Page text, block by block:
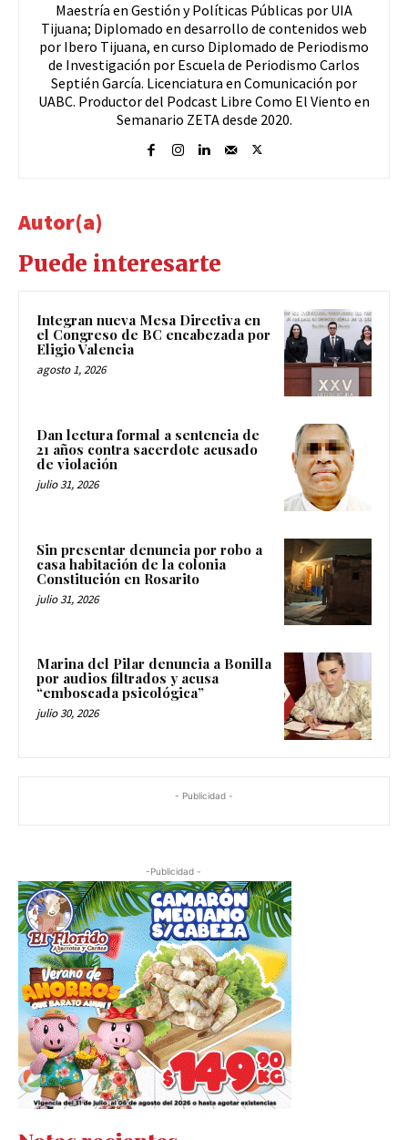
Maestría en Gestión y Políticas Públicas por UIA
Tijuana; Diplomado en desarrollo de contenidos web
por Ibero Tijuana, en curso Diplomado de Periodismo
de Investigación por Escuela de Periodismo Carlos
Septién García. Licenciatura en Comunicación por
UABC. Productor del Podcast Libre Como El Viento en
Semanario ZETA desde 2020.
Autor(a)
Puede interesarte
Integran nueva Mesa Directiva en
el Congreso de BC encabezada por
Eligio Valencia
agosto 1, 2026
Dan lectura formal a sentencia de
21 años contra sacerdote acusado
de violación
julio 31, 2026
Sin presentar denuncia por robo a
casa habitación de la colonia
Constitución en Rosarito
julio 31, 2026
Marina del Pilar denuncia a Bonilla
por audios filtrados y acusa
“emboscada psicológica”
julio 30, 2026
- Publicidad -
-Publicidad -